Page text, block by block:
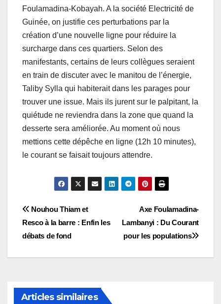
Foulamadina-Kobayah. A la société Electricité de
Guinée, on justifie ces perturbations par la
création d’une nouvelle ligne pour réduire la
surcharge dans ces quartiers. Selon des
manifestants, certains de leurs collègues seraient
en train de discuter avec le manitou de l’énergie,
Taliby Sylla qui habiterait dans les parages pour
trouver une issue. Mais ils jurent sur le palpitant, la
quiétude ne reviendra dans la zone que quand la
desserte sera améliorée. Au moment où nous
mettions cette dépêche en ligne (12h 10 minutes),
le courant se faisait toujours attendre.
Navigation
de
l’article
Axe Foulamadina-
Lambanyi : Du Courant
pour les populations
Nouhou Thiam et
Resco à la barre : Enfin les
débats de fond
Articles similaires